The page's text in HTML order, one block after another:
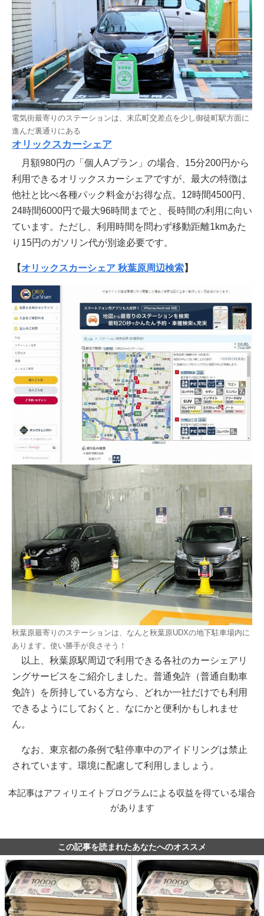
電気街最寄りのステーションは、末広町交差点を少し御徒町駅方面に
進んだ裏通りにある
オリックスカーシェア
月額980円の「個人Aプラン」の場合、15分200円から
利用できるオリックスカーシェアですが、最大の特徴は
他社と比べ各種パック料金がお得な点。12時間4500円、
24時間6000円で最大96時間までと、長時間の利用に向い
ています。ただし、利用時間を問わず移動距離1kmあた
り15円のガソリン代が別途必要です。
【オリックスカーシェア 秋葉原周辺検索】
秋葉原最寄りのステーションは、なんと秋葉原UDXの地下駐車場内に
あります。使い勝手が良さそう！
以上、秋葉原駅周辺で利用できる各社のカーシェアリ
ングサービスをご紹介しました。普通免許（普通自動車
免許）を所持している方なら、どれか一社だけでも利用
できるようにしておくと、なにかと便利かもしれませ
ん。
なお、東京都の条例で駐停車中のアイドリングは禁止
されています。環境に配慮して利用しましょう。
本記事はアフィリエイトプログラムによる収益を得ている場合
があります
この記事を読まれたあなたへのオススメ